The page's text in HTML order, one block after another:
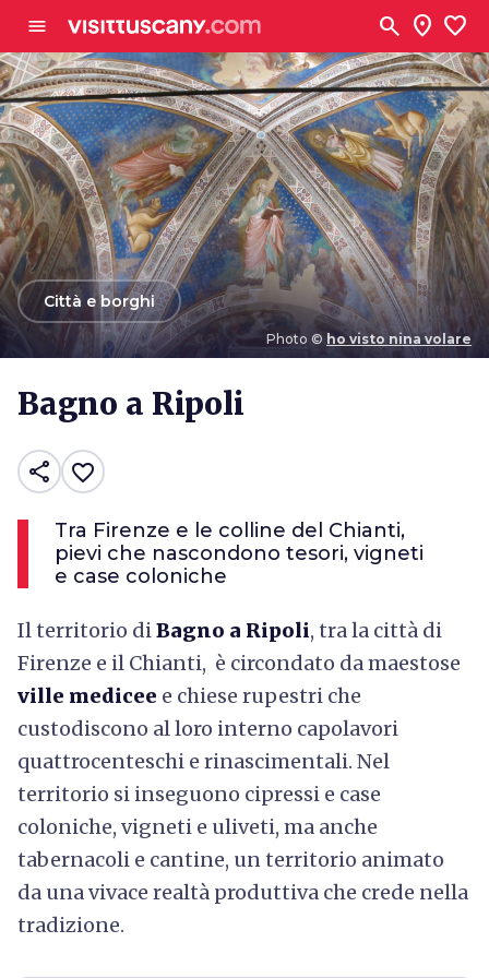
menu search location_on favorite
Photo © ho visto nina volare
arrow_backCittà e borghi
Bagno a Ripoli
share favorite_border
Tra Firenze e le colline del Chianti,
pievi che nascondono tesori, vigneti
e case coloniche
Il territorio diBagno a Ripoli, tra la città di
Firenze e il Chianti, è circondato da maestose
ville medicee e chiese rupestri che
custodiscono al loro interno capolavori
quattrocenteschi e rinascimentali. Nel
territorio si inseguono cipressi e case
coloniche, vigneti e uliveti, ma anche
tabernacoli e cantine, un territorio animato
da una vivace realtà produttiva che crede nella
tradizione.